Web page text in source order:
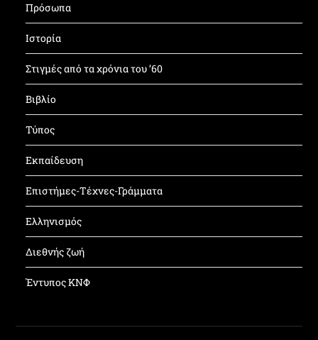
Πρόσωπα
Ιστορία
Στιγμές από τα χρόνια του ’60
Βιβλίο
Τύπος
Εκπαίδευση
Επιστήμες-Τέχνες-Γράμματα
Ελληνισμός
Διεθνής ζωή
Έντυπος ΚΝΦ